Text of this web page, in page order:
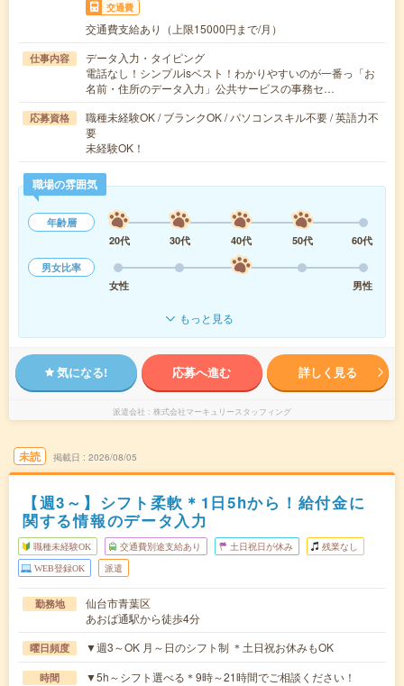
交通費
交通費支給あり（上限15000円まで/月）
仕事内容
データ入力・タイピング
電話なし！シンプルisベスト！わかりやすいのが一番っ「お
名前・住所のデータ入力」公共サービスの事務セ…
応募資格
職種未経験OK / ブランクOK / パソコンスキル不要 / 英語力不
要
未経験OK！
職場の雰囲気
年齢層
20代
30代 40代 50代
60代
男女比率
女性
男性
もっと見る
気になる! 応募へ進む 詳しく見る
派遣会社 株式会社マーキュリースタッフィング
未読 掲載日 2026/08/05
【週3～】シフト柔軟＊1日5hから！給付金に
関する情報のデータ入力
職種未経験OK 交通費別途支給あり 土日祝日が休み 残業なし
WEB登録OK 派遣
勤務地
仙台市青葉区
あおば通駅から徒歩4分
曜日頻度 ▼週3～OK 月～日のシフト制 ＊土日祝お休みもOK
時間 ▼5h～シフト選べる＊9時～21時間でご相談ください！